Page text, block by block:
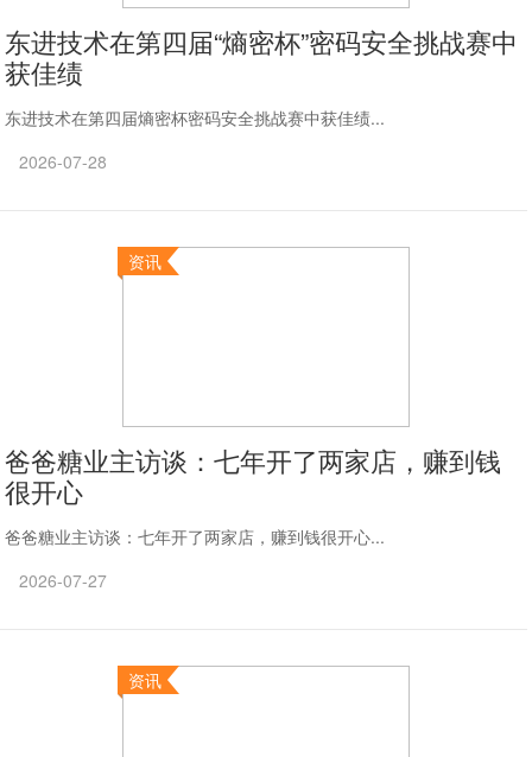
东进技术在第四届“熵密杯”密码安全挑战赛中
获佳绩
东进技术在第四届熵密杯密码安全挑战赛中获佳绩...
2026-07-28
资讯
爸爸糖业主访谈：七年开了两家店，赚到钱
很开心
爸爸糖业主访谈：七年开了两家店，赚到钱很开心...
2026-07-27
资讯